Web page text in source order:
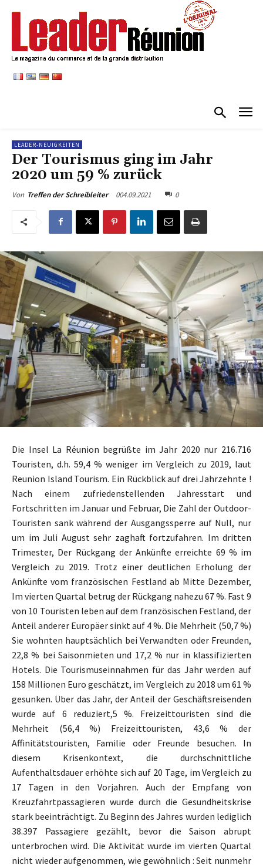
LEADER-NEUIGKEITEN
Der Tourismus ging im Jahr
2020 um 59 % zurück
Von Treffen der Schreibleiter 004.09.2021 0
Die Insel La Réunion begrüßte im Jahr 2020 nur 216.716
Touristen, d.h. 59,4 % weniger im Vergleich zu 2019, laut
Reunion Island Tourism. Ein Rückblick auf drei Jahrzehnte !
Nach einem zufriedenstellenden Jahresstart und
Fortschritten im Januar und Februar, Die Zahl der Outdoor-
Touristen sank während der Ausgangssperre auf Null, nur
um im Juli August sehr zaghaft fortzufahren. Im dritten
Trimester, Der Rückgang der Ankünfte erreichte 69 % im
Vergleich zu 2019. Trotz einer deutlichen Erholung der
Ankünfte vom französischen Festland ab Mitte Dezember,
Im vierten Quartal betrug der Rückgang nahezu 67 %. Fast 9
von 10 Touristen leben auf dem französischen Festland, der
Anteil anderer Europäer sinkt auf 4 %. Die Mehrheit (50,7 %)
Sie wohnten hauptsächlich bei Verwandten oder Freunden,
22,8 % bei Saisonmieten und 17,2 % nur in klassifizierten
Hotels. Die Tourismuseinnahmen für das Jahr werden auf
158 Millionen Euro geschätzt, im Vergleich zu 2018 um 61 %
gesunken. Über das Jahr, der Anteil der Geschäftsreisenden
wurde auf 6 reduziert,5 %. Freizeittouristen sind die
Mehrheit (56,4 %) Freizeittouristen, 43,6 % der
Affinitätstouristen, Familie oder Freunde besuchen. In
diesem Krisenkontext, die durchschnittliche
Aufenthaltsdauer erhöhte sich auf 20 Tage, im Vergleich zu
17 Tagen in den Vorjahren. Auch der Empfang von
Kreuzfahrtpassagieren wurde durch die Gesundheitskrise
stark beeinträchtigt. Zu Beginn des Jahres wurden lediglich
38.397 Passagiere gezählt, bevor die Saison abrupt
unterbrochen wird. Die Aktivität wurde im vierten Quartal
nicht wieder aufgenommen, wie gewöhnlich : Seit nunmehr